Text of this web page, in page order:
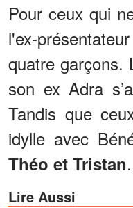
Pour ceux qui
l'ex-
quatre garçons.
son ex Adra
Tandis que
idylle avec
Théo et Tristan.
Lire Aussi